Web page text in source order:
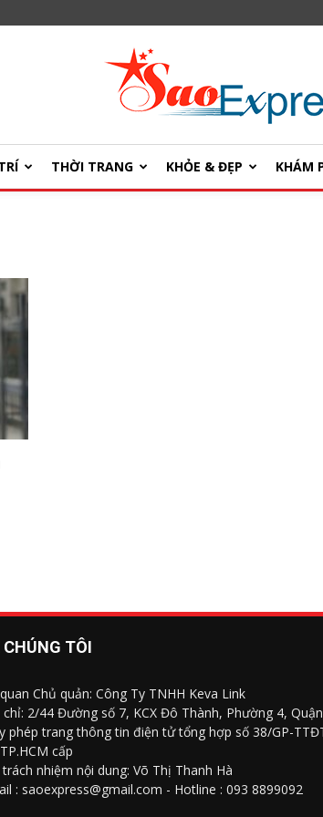
SaoExpress
THỜI TRANG KHỎE & ĐẸP KHÁM
CHÚNG TÔI
Chủ quản: Công Ty TNHH Keva Link
2/44 Đường số 7, KCX Đô Thành, Phường 4,
phép trang thông tin điện tử tổng hợp số 38/GP-
cấp
trách nhiệm nội dung: Võ Thị Thanh Hà
: saoexpress@gmail.com - Hotline : 093 8899092